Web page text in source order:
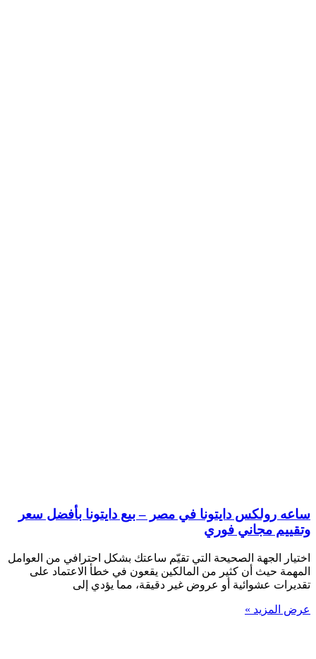
ساعه رولكس دايتونا في مصر – بيع دايتونا بأفضل سعر
وتقييم مجاني فوري
اختيار الجهة الصحيحة التي تقيّم ساعتك بشكل احترافي من العوامل
المهمة حيث أن كثير من المالكين يقعون في خطأ الاعتماد على
تقديرات عشوائية أو عروض غير دقيقة، مما يؤدي إلى
عرض المزيد »